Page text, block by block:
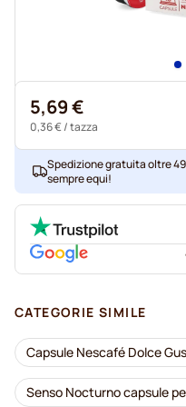
5,69 €
0,36 €/ tazza
Spedizione gratuita oltre
sempre equi!
CATEGORIE SIMILE
Capsule Nescafé Dolce
Senso Nocturno capsule